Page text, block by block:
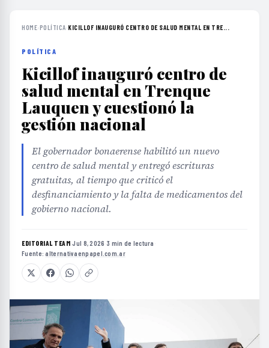
HOME›POLÍTICA›KICILLOF INAUGURÓ CENTRO DE SALUD MENTAL EN TRE...
POLÍTICA
Kicillof inauguró centro de
salud mental en Trenque
Lauquen y cuestionó la
gestión nacional
El gobernador bonaerense habilitó un nuevo
centro de salud mental y entregó escrituras
gratuitas, al tiempo que criticó el
desfinanciamiento y la falta de medicamentos del
gobierno nacional.
EDITORIAL TEAM·Jul 8, 2026 ·3 min de lectura ·
Fuente:alternativaenpapel.com.ar